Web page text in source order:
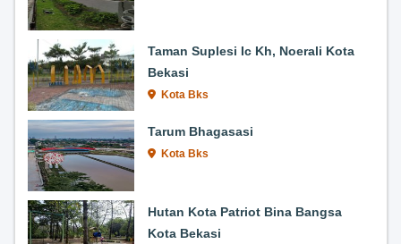
Taman Suplesi Ic Kh, Noerali Kota
Bekasi
Kota Bks
Tarum Bhagasasi
Kota Bks
Hutan Kota Patriot Bina Bangsa
Kota Bekasi